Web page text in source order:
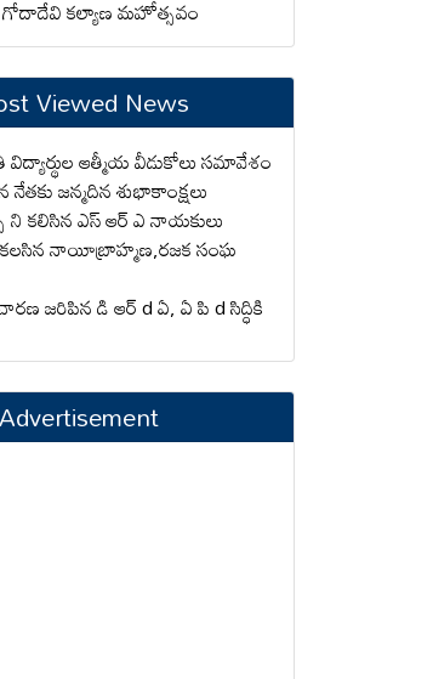
గోదాదేవి కల్యాణ మహోత్సవం
Viewed News
ఆత్మీయ వీడుకోలు సమావేశం
జన్మదిన శుభాకాంక్షలు
ని కలిసిన ఎస్ ఆర్ ఎ నాయకులు
కలసిన నాయీబ్రాహ్మణ,రజక సంఘ
జరిపిన డి ఆర్ d ఏ, ఏ పి d సిద్ధికి
Advertisement